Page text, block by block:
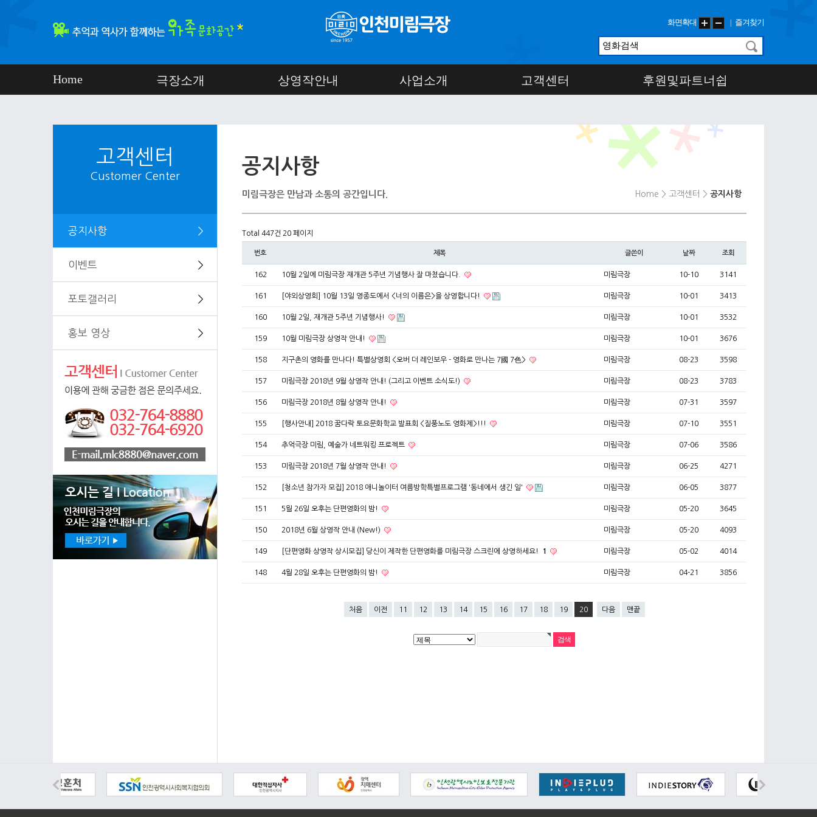
화면확대 즐겨찾기
Home 극장소개 상영작안내 사업소개 고객센터 후원및파트너쉽
고객센터
Customer Center
공지사항 ＞
이벤트 ＞
포토갤러리 ＞
홍보 영상 ＞
공지사항
미림극장은 만남과 소통의 공간입니다. Home > 고객센터 > 공지사항
Total 447건 20 페이지
번호 제목 글쓴이 날짜 조회
162 10월 2일에 미림극장 재개관 5주년 기념행사 잘 마쳤습니다. 미림극장 10-10 3141
161 [야외상영회] 10월 13일 영종도에서 <너의 이름은>을 상영합니다! 미림극장 10-01 3413
160 10월 2일, 재개관 5주년 기념행사! 미림극장 10-01 3532
159 10월 미림극장 상영작 안내! 미림극장 10-01 3676
158 지구촌의 영화를 만나다! 특별상영회 <오버 더 레인보우 - 영화로 만나는 7國 7色> 미림극장 08-23 3598
157 미림극장 2018년 9월 상영작 안내! (그리고 이벤트 소식도!) 미림극장 08-23 3783
156 미림극장 2018년 8월 상영작 안내! 미림극장 07-31 3597
155 [행사안내] 2018 꿈다락 토요문화학교 발표회 <질풍노도 영화제>!!! 미림극장 07-10 3551
154 추억극장 미림, 예술가 네트워킹 프로젝트 미림극장 07-06 3586
153 미림극장 2018년 7월 상영작 안내! 미림극장 06-25 4271
152 [청소년 참가자 모집] 2018 애니놀이터 여름방학특별프로그램 '동네에서 생긴 일' 미림극장 06-05 3877
151 5월 26일 오후는 단편영화의 밤! 미림극장 05-20 3645
150 2018년 6월 상영작 안내 (New!) 미림극장 05-20 4093
149 [단편영화 상영작 상시모집] 당신이 제작한 단편영화를 미림극장 스크린에 상영하세요! 1 미림극장 05-02 4014
148 4월 28일 오후는 단편영화의 밤! 미림극장 04-21 3856
처음 이전 11 12 13 14 15 16 17 18 19 20 다음 맨끝